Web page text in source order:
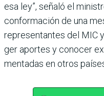
esa ley”, señaló el
conforma­ción de una
representantes del MIC
ger aportes y conocer
mentadas en otros